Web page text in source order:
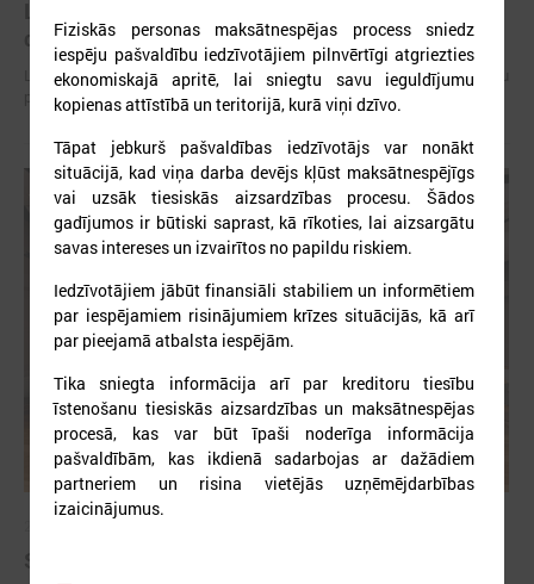
detalizētu informāciju par skolu tīklu Latvijā
LPS: Interaktīvā karte vienkopus parāda plašu un detalizētu informāciju
par skolu tīklu Latvijā
Fiziskās personas maksātnespējas process sniedz
iespēju pašvaldību iedzīvotājiem pilnvērtīgi atgriezties
ekonomiskajā apritē, lai sniegtu savu ieguldījumu
kopienas attīstībā un teritorijā, kurā viņi dzīvo.
Tāpat jebkurš pašvaldības iedzīvotājs var nonākt
situācijā, kad viņa darba devējs kļūst maksātnespējīgs
vai uzsāk tiesiskās aizsardzības procesu. Šādos
gadījumos ir būtiski saprast, kā rīkoties, lai aizsargātu
savas intereses un izvairītos no papildu riskiem.
Iedzīvotājiem jābūt finansiāli stabiliem un informētiem
par iespējamiem risinājumiem krīzes situācijās, kā arī
par pieejamā atbalsta iespējām.
Tika sniegta informācija arī par kreditoru tiesību
īstenošanu tiesiskās aizsardzības un maksātnespējas
procesā, kas var būt īpaši noderīga informācija
pašvaldībām, kas ikdienā sadarbojas ar dažādiem
partneriem un risina vietējās uzņēmējdarbības
izaicinājumus.